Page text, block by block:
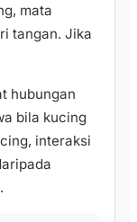
mata
tangan. Jika
hubungan
bila kucing
interaksi